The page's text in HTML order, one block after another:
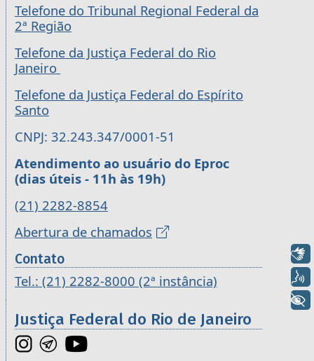
Telefone do Tribunal Regional Federal da
2ª Região
Telefone da Justiça Federal do Rio
Janeiro
Telefone da Justiça Federal do Espírito
Santo
CNPJ: 32.243.347/0001-51
Atendimento ao usuário do Eproc
(dias úteis - 11h às 19h)
(21) 2282-8854
Abertura de chamados
Contato
Tel.: (21) 2282-8000 (2ª instância)
Justiça Federal do Rio de Janeiro